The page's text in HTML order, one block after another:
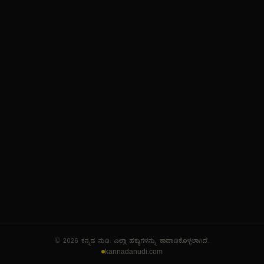
© 2026 ಕನ್ನಡ ನುಡಿ. ಎಲ್ಲಾ ಹಕ್ಕುಗಳನ್ನು ಕಾಪಾಡಿಕೊಳ್ಳಲಾಗಿದೆ.
kannadanudi.com